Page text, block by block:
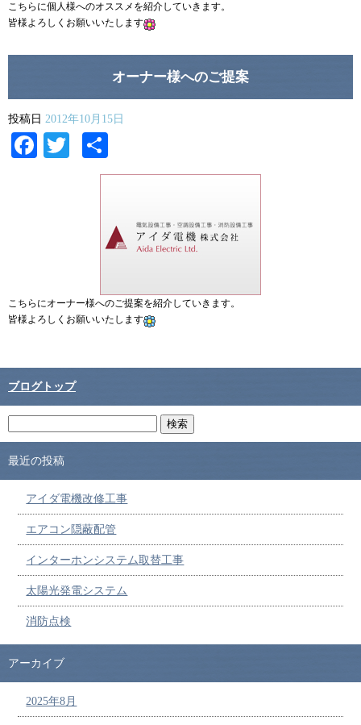
こちらに個人様へのオススメを紹介していきます。
皆様よろしくお願いいたします
オーナー様へのご提案
投稿日 2012年10月15日
Facebook
Twitter
有
こちらにオーナー様へのご提案を紹介していきます。
皆様よろしくお願いいたします
ブログトップ
最近の投稿
アイダ電機改修工事
エアコン隠蔽配管
インターホンシステム取替工事
太陽光発電システム
消防点検
アーカイブ
2025年8月